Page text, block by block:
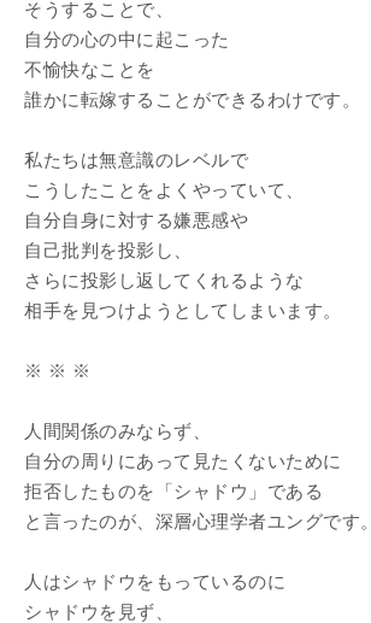
そうすることで、
自分の心の中に起こった
不愉快なことを
誰かに転嫁することができるわけです。
私たちは無意識のレベルで
こうしたことをよくやっていて、
自分自身に対する嫌悪感や
自己批判を投影し、
さらに投影し返してくれるような
相手を見つけようとしてしまいます。
※ ※ ※
人間関係のみならず、
自分の周りにあって見たくないために
拒否したものを「シャドウ」である
と言ったのが、深層心理学者ユングです。
人はシャドウをもっているのに
シャドウを見ず、